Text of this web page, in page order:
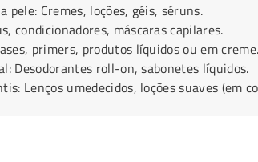
pele: Cremes, loções, géis, séruns.
condicionadores, máscaras capilares.
primers, produtos líquidos ou em creme.
Desodorantes roll-on, sabonetes líquidos.
Lenços umedecidos, loções suaves (em